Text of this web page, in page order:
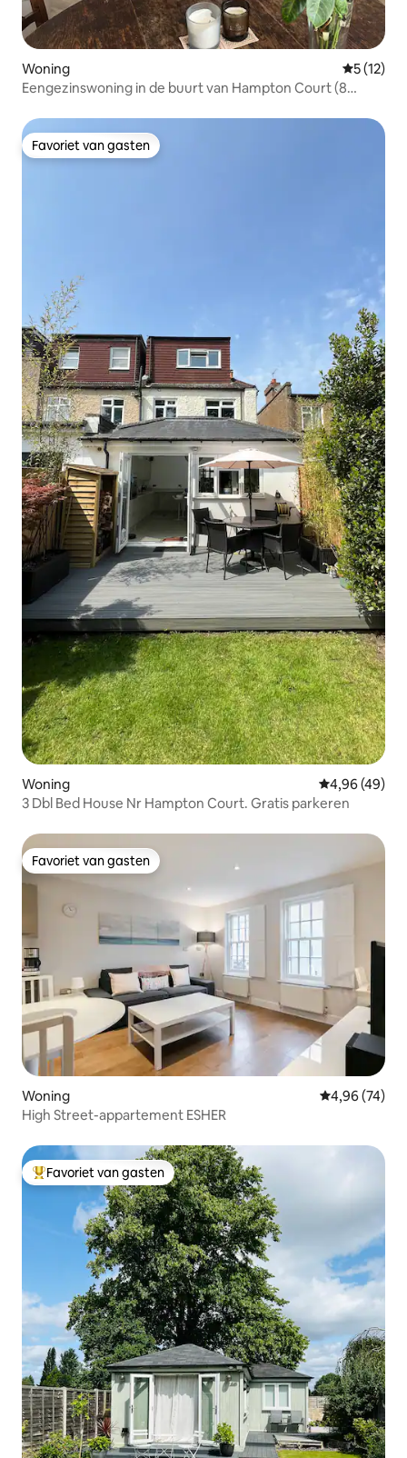
Woning
5 (12)
Eengezinswoning in de buurt van Hampton Court (8
Favoriet van gasten
Favoriet van gasten
Woning Gemiddelde
4,96 (49)
3 Dbl Bed House Nr Hampton Court. Gratis parkeren
Favoriet van gasten
Favoriet van gasten
Woning Gemiddelde
4,96 (74)
High Street-appartement ESHER
Topfavoriet van gasten
Favoriet van gasten